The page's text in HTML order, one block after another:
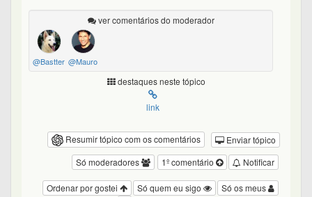
ver comentários do moderador
@Bastter @Mauro
destaques neste tópico
link
Resumir tópico com os comentários
Enviar tópico
Notificar
1º comentário
Só moderadores
Só os meus
Só quem eu sigo
Ordenar por gostei